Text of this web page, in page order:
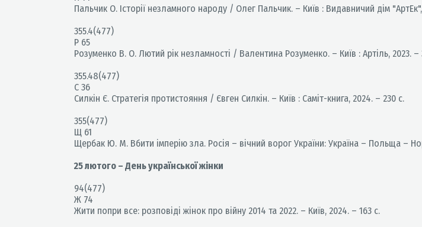
Пальчик О. Історії незламного народу / Олег Пальчик. – Київ : Видавничий дім
355.4(477)
Р 65
Розуменко В. О. Лютий рік незламності / Валентина Розуменко. – Київ : Артіль, 2023. –
355.48(477)
С 36
Силкін Є. Стратегія протистояння / Євген Силкін. – Київ : Саміт-книга, 2024. – 230 с.
355(477)
Щ 61
Щербак Ю. М. Вбити імперію зла. Росія – вічний ворог України: Україна – Польща –
25 лютого – День української жінки
94(477)
Ж 74
Жити попри все: розповіді жінок про війну 2014 та 2022. – Київ, 2024. – 163 с.